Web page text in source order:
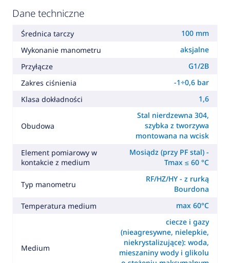
Dane techniczne
Średnica tarczy
100 mm
Wykonanie manometru
aksjalne
Przyłącze
G1/2B
Zakres ciśnienia
-1÷0,6 bar
Klasa dokładności
1,6
Obudowa
Stal nierdzewna 304,
szybka z tworzywa
montowana na wcisk
Element pomiarowy w
kontakcie z medium
Mosiądz (przy PF stal) -
Tmax ≤ 60 °C
Typ manometru
RF/HZ/HY - z rurką
Bourdona
Temperatura medium
max 60°C
Medium
ciecze i gazy
(nieagresywne, nielepkie,
niekrystalizujące): woda,
mieszaniny wody i glikolu